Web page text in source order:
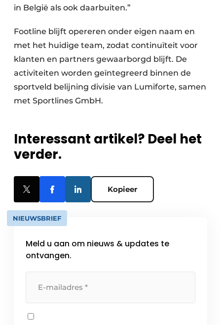
in België als ook daarbuiten.”
Footline blijft opereren onder eigen naam en
met het huidige team, zodat continuïteit voor
klanten en partners gewaarborgd blijft. De
activiteiten worden geïntegreerd binnen de
sportveld belijning divisie van Lumiforte, samen
met Sportlines GmbH.
Interessant artikel? Deel het
verder.
Kopieer
NIEUWSBRIEF
Meld u aan om nieuws & updates te
ontvangen.